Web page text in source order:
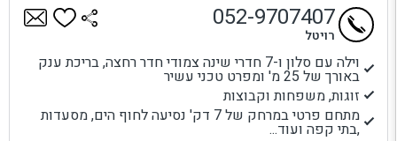
וילה עם סלון ו-7 חדרי שינה צמודי חדר רחצה, בריכת ענק
באורך של 25 מ' ומפרט טכני עשיר
זוגות, משפחות וקבוצות
מתחם פרטי במרחק של 7 דק' נסיעה לחוף הים, מסעדות
,בתי קפה ועוד...
052-9707407
רויטל